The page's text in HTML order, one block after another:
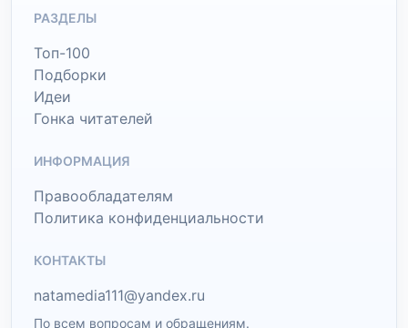
РАЗДЕЛЫ
Топ-100
Подборки
Идеи
Гонка читателей
ИНФОРМАЦИЯ
Правообладателям
Политика конфиденциальности
КОНТАКТЫ
natamedia111@yandex.ru
По всем вопросам и обращениям.